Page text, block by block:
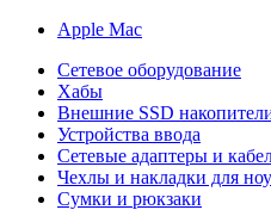
Apple Mac
Сетевое оборудование
Хабы
Внешние SSD
Устройства ввода
Сетевые адаптеры и
Чехлы и накладки для
Сумки и рюкзаки